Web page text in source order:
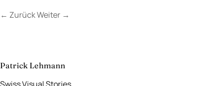
← ZurückWeiter →
aufnehmen→
Patrick Lehmann